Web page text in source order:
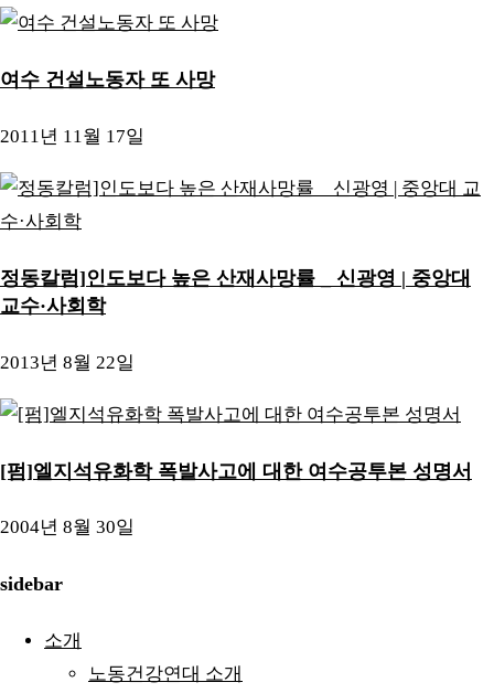
여수 건설노동자 또 사망
2011년 11월 17일
정동칼럼]인도보다 높은 산재사망률 _ 신광영 | 중앙대
교수·사회학
2013년 8월 22일
[펌]엘지석유화학 폭발사고에 대한 여수공투본 성명서
2004년 8월 30일
sidebar
소개
노동건강연대 소개